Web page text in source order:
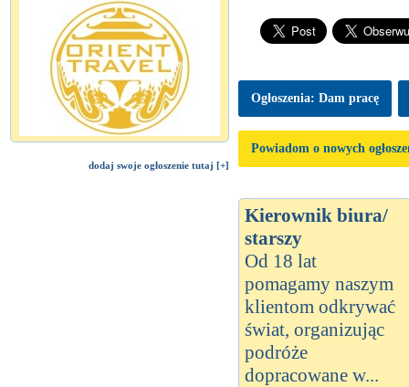
dodaj swoje ogłoszenie tutaj [+]
Ogłoszenia: Dam pracę
Powiadom o nowych
Kierownik biura/
starszy
Od 18 lat
pomagamy naszym
klientom odkrywać
świat, organizując
podróże
dopracowane w...